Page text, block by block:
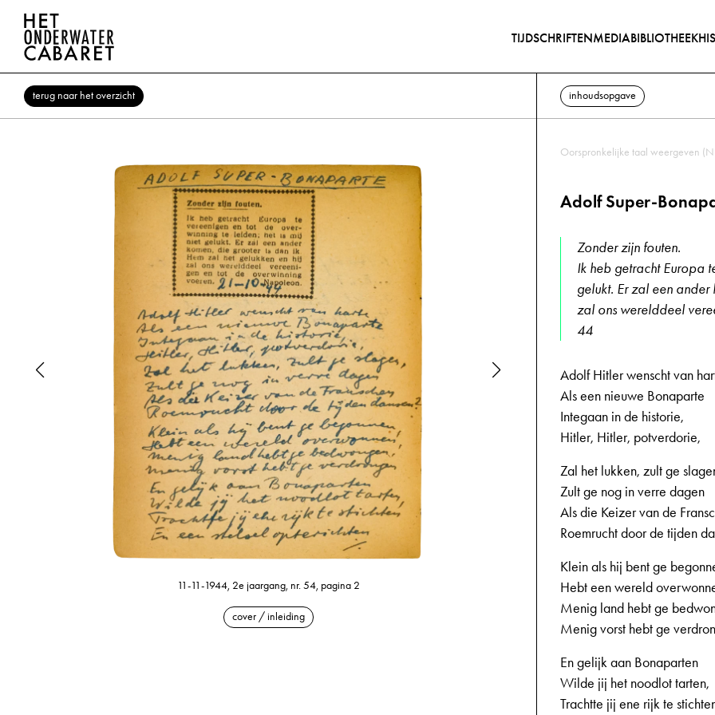
TIJDSCHRIFTENMEDIABIBLIOTHEEK
terug naar het overzicht
11-11-1944, 2e jaargang, nr. 54, pagina 2 11-11-
cover / inleiding
inhoudsopgave
Oorspronkelijke taal weergeven
Adolf Super-
Zonder zijn fouten.
Ik heb getracht Europa
gelukt. Er zal een
zal ons werelddeel
44
Adolf Hitler wenscht van
Als een nieuwe Bonaparte
Integaan in de historie,
Hitler, Hitler, potverdorie,
Zal het lukken, zult ge
Zult ge nog in verre dagen
Als die Keizer van de
Roemrucht door de tijden
Klein als hij bent ge
Hebt een wereld
Menig land hebt ge
Menig vorst hebt ge
En gelijk aan Bonaparten
Wilde jij het noodlot tarten,
Trachtte jij ene rijk te